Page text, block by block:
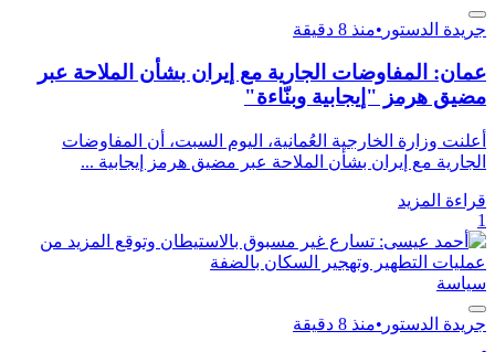
جريدة الدستور •منذ 8 دقيقة
عمان: المفاوضات الجارية مع إيران بشأن الملاحة عبر
مضيق هرمز "إيجابية وبنّاءة"
أعلنت وزارة الخارجية العُمانية، اليوم السبت، أن المفاوضات
الجارية مع إيران بشأن الملاحة عبر مضيق هرمز إيجابية ...
قراءة المزيد
1
سياسة
جريدة الدستور •منذ 8 دقيقة